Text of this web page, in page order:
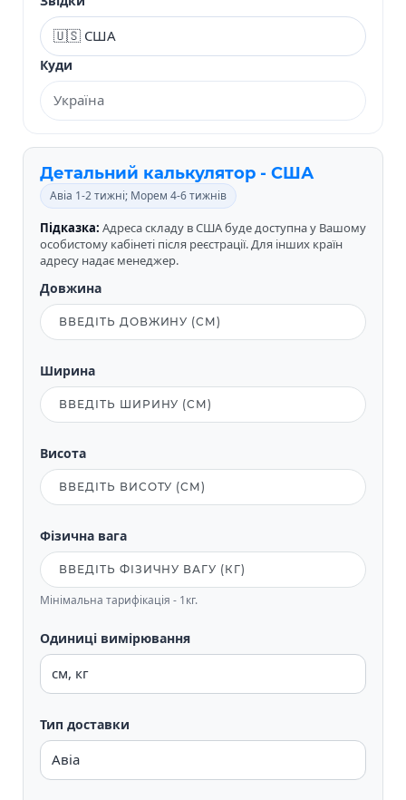
Куди
Детальний калькулятор - США
Авіа 1-2 тижні; Морем 4-6 тижнів
Підказка: Адреса складу в США буде доступна у Вашому
особистому кабінеті після реєстрації. Для інших країн
адресу надає менеджер.
Довжина
Ширина
Висота
Фізична вага
Мінімальна тарифікація - 1кг.
Одиниці вимірювання
Тип доставки